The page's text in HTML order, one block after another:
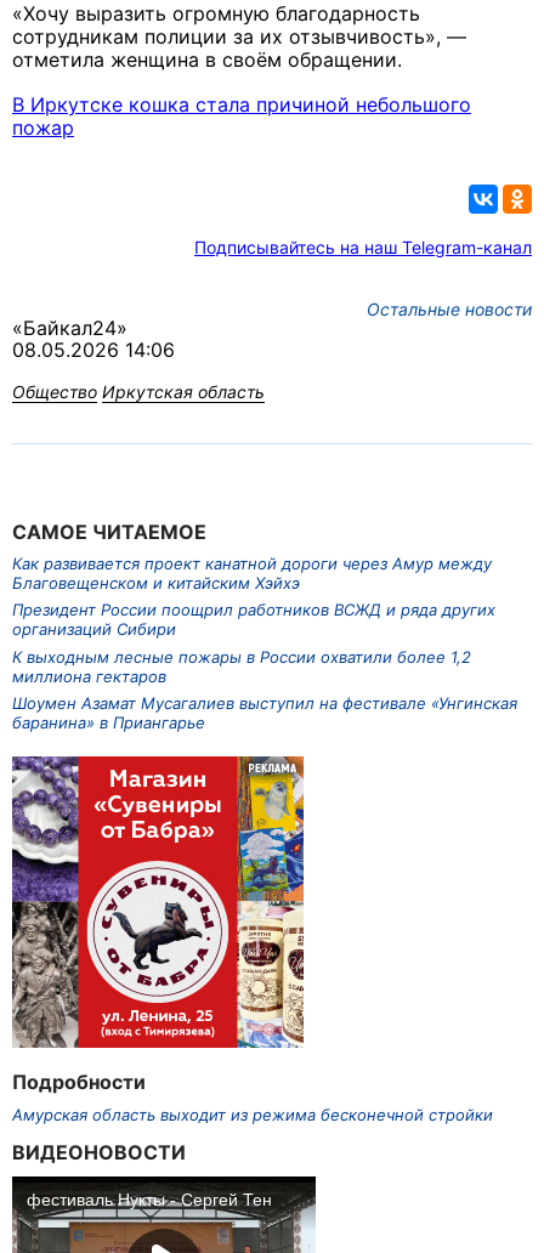
«Хочу выразить огромную благодарность
сотрудникам полиции за их отзывчивость», —
отметила женщина в своём обращении.
В Иркутске кошка стала причиной небольшого
пожар
Подписывайтесь на наш Telegram-канал
Остальные новости
«Байкал24»
08.05.2026 14:06
Общество Иркутская область
САМОЕ ЧИТАЕМОЕ
Как развивается проект канатной дороги через Амур между
Благовещенском и китайским Хэйхэ
Президент России поощрил работников ВСЖД и ряда других
организаций Сибири
К выходным лесные пожары в России охватили более 1,2
миллиона гектаров
Шоумен Азамат Мусагалиев выступил на фестивале «Унгинская
баранина» в Приангарье
Подробности
Амурская область выходит из режима бесконечной стройки
ВИДЕОНОВОСТИ